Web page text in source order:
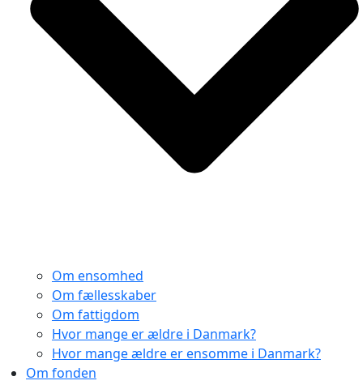
Om ensomhed
Om fællesskaber
Om fattigdom
Hvor mange er ældre i Danmark?
Hvor mange ældre er ensomme i Danmark?
Om fonden